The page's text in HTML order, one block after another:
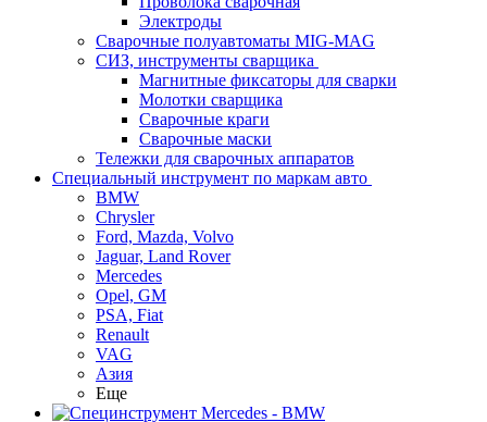
Электроды
Сварочные полуавтоматы MIG-MAG
СИЗ, инструменты сварщика
Магнитные фиксаторы для сварки
Молотки сварщика
Сварочные краги
Сварочные маски
Тележки для сварочных аппаратов
Специальный инструмент по маркам авто
BMW
Chrysler
Ford, Mazda, Volvo
Jaguar, Land Rover
Mercedes
Opel, GM
PSA, Fiat
Renault
VAG
Азия
Еще